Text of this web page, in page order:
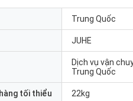
Trung Quốc
JUHE
Dịch vụ vận
Trung Quốc
tối thiểu 22kg